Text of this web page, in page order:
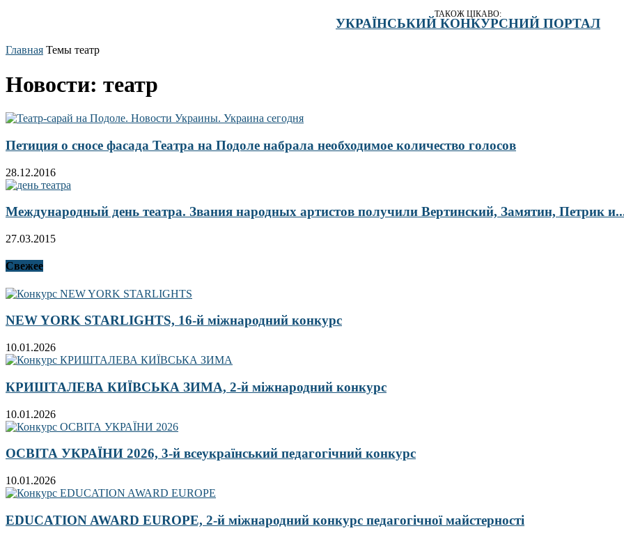
ТАКОЖ ЦІКАВО:
УКРАЇНСЬКИЙ КОНКУРСНИЙ ПОРТАЛ
Главная Темы театр
Новости: театр
Петиция о сносе фасада Театра на Подоле набрала необходимое количество голосов
28.12.2016
Международный день театра. Звания народных артистов получили Вертинский, Замятин, Петрик
27.03.2015
Свежее
NEW YORK STARLIGHTS, 16-й міжнародний конкурс
10.01.2026
КРИШТАЛЕВА КИЇВСЬКА ЗИМА, 2-й міжнародний конкурс
10.01.2026
ОСВІТА УКРАЇНИ 2026, 3-й всеукраїнський педагогічний конкурс
10.01.2026
EDUCATION AWARD EUROPE, 2-й міжнародний конкурс педагогічної майстерності